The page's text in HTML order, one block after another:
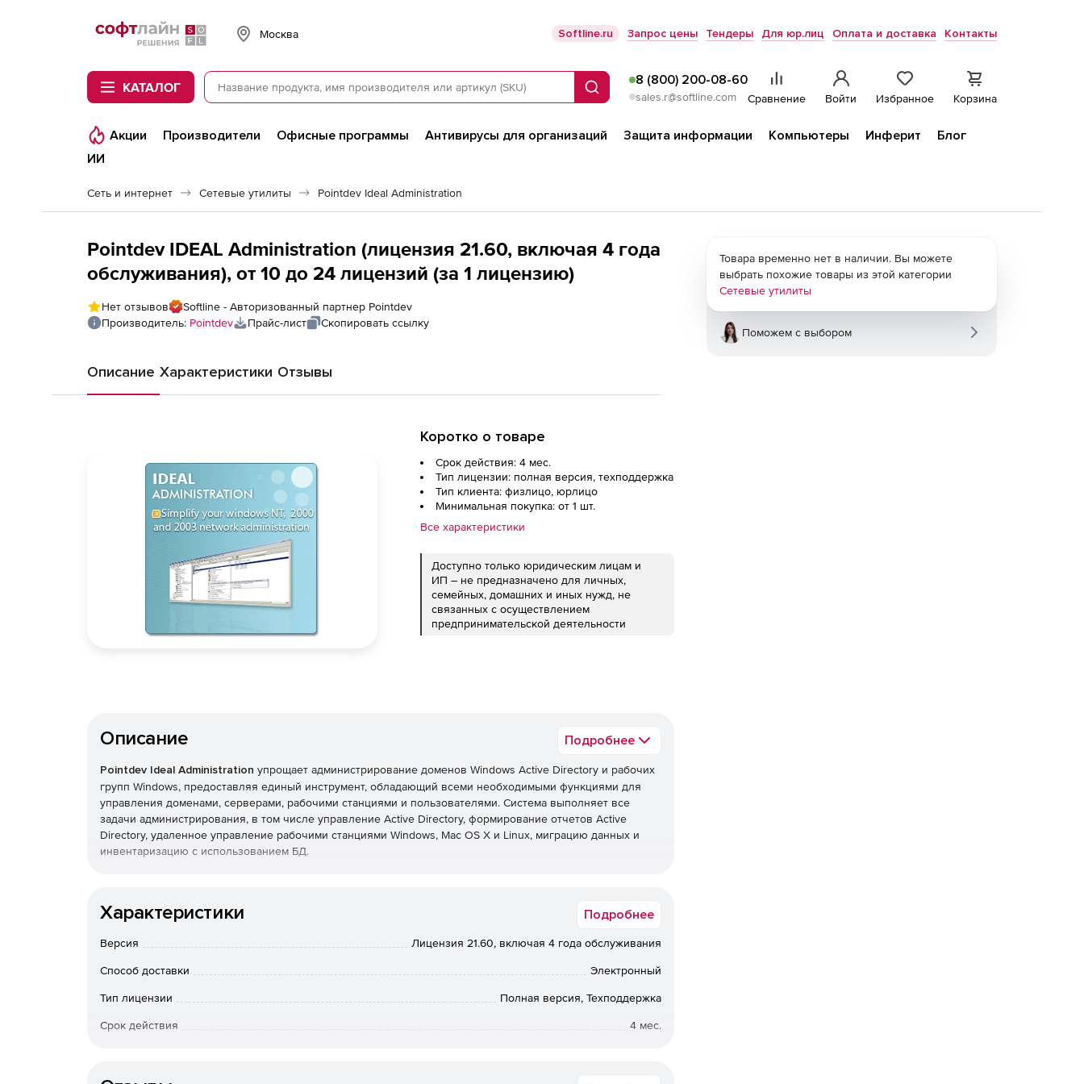
Softline
Москва Softline.ru Запрос цены Тендеры Для юр.лиц Оплата и доставка Контакты
КАТАЛОГ Поиск
8 (800) 200-08-60
sales.r@softline.com Сравнение Войти Избранное Корзина
Акции Производители Офисные программы Антивирусы для организаций Защита информации Компьютеры Инферит
Блог
ИИ
Сеть и интернет Сетевые утилиты Pointdev Ideal Administration
Pointdev IDEAL Administration (лицензия 21.60, включая 4 года
обслуживания), от 10 до 24 лицензий (за 1 лицензию)
Нет отзывов
Softline - Авторизованный партнер Pointdev
Производитель: Pointdev Прайс-лист Скопировать ссылку
Описание Характеристики Отзывы
Коротко о товаре
Срок действия: 4 мес.
Тип лицензии: полная версия, техподдержка
Тип клиента: физлицо, юрлицо
Минимальная покупка: от 1 шт.
Все характеристики
Доступно только юридическим лицам и
ИП – не предназначено для личных,
семейных, домашних и иных нужд, не
связанных с осуществлением
предпринимательской деятельности
Описание Подробнее
Pointdev Ideal Administration упрощает администрирование доменов Windows Active Directory и рабочих
групп Windows, предоставляя единый инструмент, обладающий всеми необходимыми функциями для
управления доменами, серверами, рабочими станциями и пользователями. Система выполняет все
задачи администрирования, в том числе управление Active Directory, формирование отчетов Active
Directory, удаленное управление рабочими станциями Windows, Mac OS X и Linux, миграцию данных и
инвентаризацию с использованием БД.
Полнофункциональное централизованное администрирование нескольких доменов Active Directory и
Удаленное управление системами под управлением Windows, Mac OS X и Linux.
Удаленное управление через Интернет компьютерами с Windows за пределами корпоративной сети.
Характеристики Подробнее
Версия Лицензия 21.60, включая 4 года обслуживания
Способ доставки Электронный
Тип лицензии Полная версия, Техподдержка
Срок действия 4 мес.
Товара временно нет в наличии. Вы можете
выбрать похожие товары из этой категории
Сетевые утилиты
Поможем с выбором